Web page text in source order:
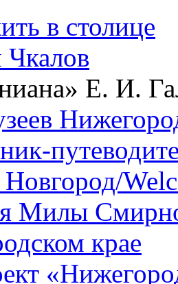
в столице
Е. И.
Милы
крае